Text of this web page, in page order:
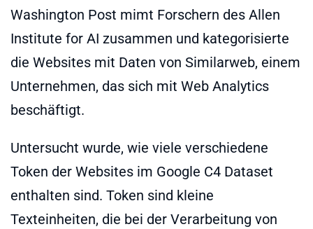
Washington Post mimt Forschern des Allen
Institute for AI zusammen und kategorisierte
die Websites mit Daten von Similarweb, einem
Unternehmen, das sich mit Web Analytics
beschäftigt.
Untersucht wurde, wie viele verschiedene
Token der Websites im Google C4 Dataset
enthalten sind. Token sind kleine
Texteinheiten, die bei der Verarbeitung von